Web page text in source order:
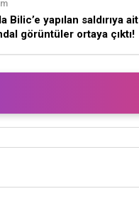
Bilic’e yapılan saldırıya ait
görüntüler ortaya çıktı!